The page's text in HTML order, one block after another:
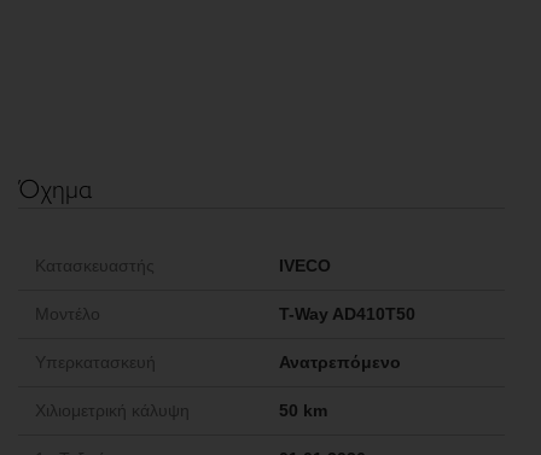
Όχημα
Κατασκευαστής IVECO
Μοντέλο T-Way AD410T50
Υπερκατασκευή Ανατρεπόμενο
Χιλιομετρική κάλυψη 50 km